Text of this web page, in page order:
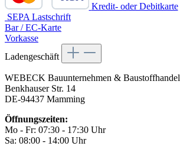
Kredit- oder Debitkarte
SEPA Lastschrift
Bar / EC-Karte
Vorkasse
Ladengeschäft
WEBECK Bauunternehmen & Baustoffhandel
Benkhauser Str. 14
DE-94437 Mamming
Öffnungszeiten:
Mo - Fr: 07:30 - 17:30 Uhr
Sa: 08:00 - 14:00 Uhr